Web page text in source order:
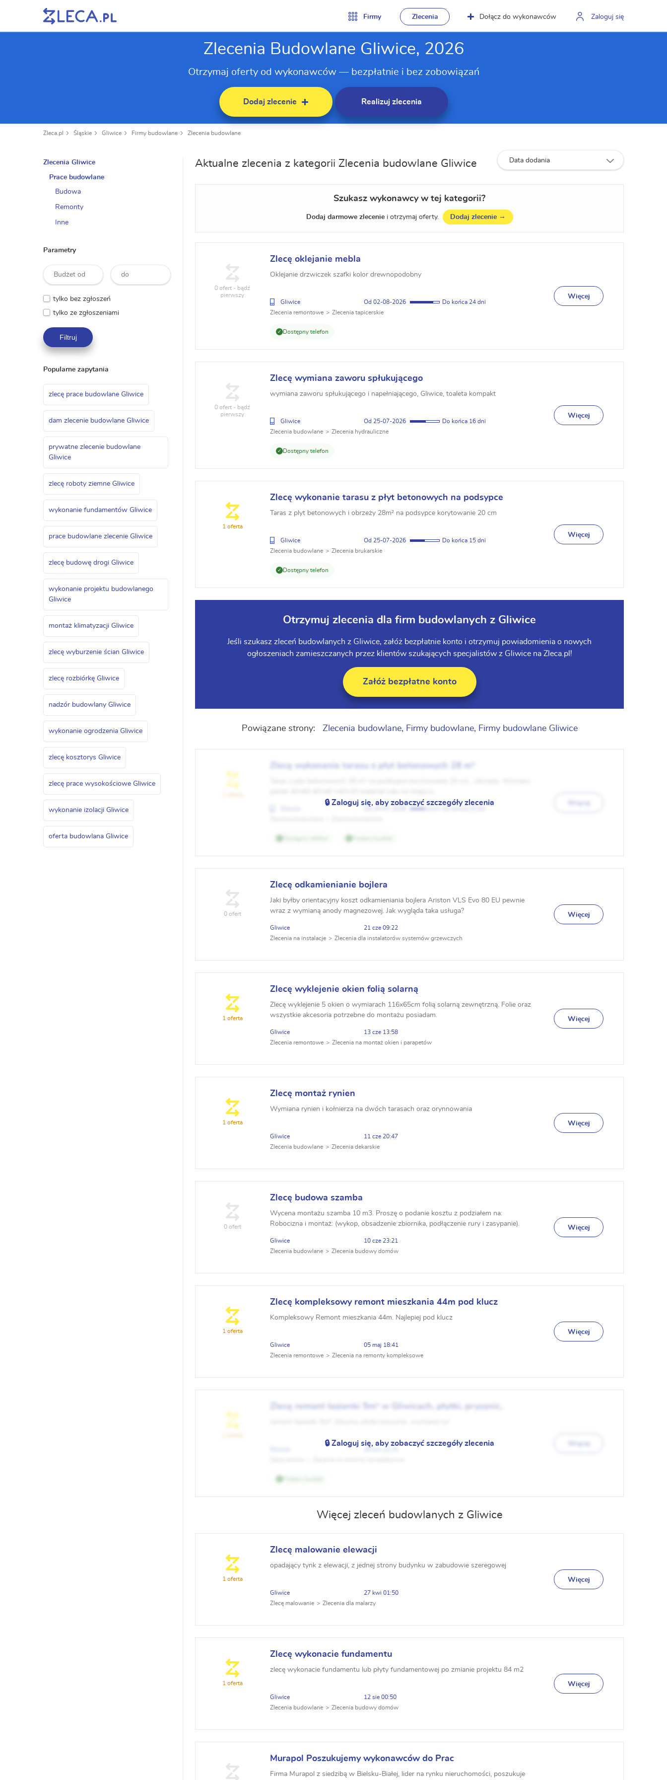
Firmy Zlecenia Dołącz do wykonawców Zaloguj się
Zlecenia Budowlane Gliwice, 2026
Otrzymaj oferty od wykonawców — bezpłatnie i bez zobowiązań
Dodaj zlecenie Realizuj zlecenia
Zleca.pl Śląskie Gliwice Firmy budowlane Zlecenia budowlane
Data dodania
Aktualne zlecenia z kategorii Zlecenia budowlane Gliwice
Szukasz wykonawcy w tej kategorii?
Dodaj darmowe zleceniei otrzymaj oferty. Dodaj zlecenie →
Zlecę oklejanie mebla
Oklejanie drzwiczek szafki kolor drewnopodobny
Gliwice 02-08-2026
24
Zlecenia remontowe
Zlecenia tapicerskie
Dostępny telefon
0 ofert - bądź
pierwszy
Więcej
Zlecę wymiana zaworu spłukującego
wymiana zaworu spłukującego i napełniającego, Gliwice, toaleta kompakt
Gliwice 25-07-2026
16
Zlecenia budowlane
Zlecenia hydrauliczne
Dostępny telefon
0 ofert - bądź
pierwszy
Więcej
Zlecę wykonanie tarasu z płyt betonowych na podsypce
Taras z plyt betonowych i obrzeży 28m² na podsypce korytowanie 20 cm
Gliwice 25-07-2026
15
Zlecenia budowlane
Zlecenia brukarskie
Dostępny telefon
1 oferta
Więcej
Otrzymuj zlecenia dla firm budowlanych z Gliwice
Jeśli szukasz zleceń budowlanych z Gliwice, załóż bezpłatnie konto i otrzymuj powiadomienia o nowych
ogłoszeniach zamieszczanych przez klientów szukających specjalistów z Gliwice na Zleca.pl!
Załóż bezpłatne konto
Powiązane strony: Zlecenia budowlane, Firmy budowlane, Firmy budowlane Gliwice
Zlecę wykonanie tarasu z płyt betonowych 28 m²
24-07-2026
🔒 Zaloguj się, aby zobaczyć szczegóły zlecenia
Zlecę odkamienianie bojlera
Jaki byłby orientacyjny koszt odkamieniania bojlera Ariston VLS Evo 80 EU pewnie
wraz z wymianą anody magnezowej. Jak wygląda taka usługa?
Gliwice
21 cze 09:22
Zlecenia na instalacje
Zlecenia dla instalatorów systemów grzewczych
0 ofert Więcej
Zlecę wyklejenie okien folią solarną
Zlecę wyklejenie 5 okien o wymiarach 116x65cm folią solarną zewnętrzną. Folie oraz
wszystkie akcesoria potrzebne do montażu posiadam.
Gliwice
13 cze 13:58
Zlecenia remontowe
Zlecenia na montaż okien i parapetów
1 oferta Więcej
Zlecę montaż rynien
Wymiana rynien i kołnierza na dwóch tarasach oraz orynnowania
Gliwice
11 cze 20:47
Zlecenia budowlane
Zlecenia dekarskie
1 oferta Więcej
Zlecę budowa szamba
Wycena montażu szamba 10 m3. Proszę o podanie kosztu z podziałem na:
Robocizna i montaż: (wykop, obsadzenie zbiornika, podłączenie rury i zasypanie).
Gliwice
10 cze 23:21
Zlecenia budowlane
Zlecenia budowy domów
0 ofert Więcej
Zlecę kompleksowy remont mieszkania 44m pod klucz
Kompleksowy Remont mieszkania 44m. Najlepiej pod klucz
Gliwice
05 maj 18:41
Zlecenia remontowe
Zlecenia na remonty kompleksowe
1 oferta Więcej
Zlecę remont łazienki 5m² w Gliwicach, płytki, prysznic,
28 kwi 22:31
🔒 Zaloguj się, aby zobaczyć szczegóły zlecenia
Więcej zleceń budowlanych z Gliwice
Zlecę malowanie elewacji
opadający tynk z elewacji, z jednej strony budynku w zabudowie szeregowej
Gliwice
27 kwi 01:50
Zlecę malowanie
Zlecenia dla malarzy
1 oferta Więcej
Zlecę wykonacie fundamentu
zlecę wykonacie fundamentu lub płyty fundamentowej po zmianie projektu 84 m2
Gliwice
12 sie 00:50
Zlecenia budowlane
Zlecenia budowy domów
1 oferta Więcej
Murapol Poszukujemy wykonawców do Prac
Wykończeniowych i Usterek Budowlanych
Firma Murapol z siedzibą w Bielsku-Białej, lider na rynku nieruchomości, poszukuje
Zlecenia Gliwice
Prace budowlane
Budowa
Remonty
Inne
Parametry
tylko bez zgłoszeń
tylko ze zgłoszeniami
Filtruj
Popularne zapytania
zlecę prace budowlane Gliwice
dam zlecenie budowlane Gliwice
prywatne zlecenie budowlane
Gliwice
zlecę roboty ziemne Gliwice
wykonanie fundamentów Gliwice
prace budowlane zlecenie Gliwice
zlecę budowę drogi Gliwice
wykonanie projektu budowlanego
Gliwice
montaż klimatyzacji Gliwice
zlecę wyburzenie ścian Gliwice
zlecę rozbiórkę Gliwice
nadzór budowlany Gliwice
wykonanie ogrodzenia Gliwice
zlecę kosztorys Gliwice
zlecę prace wysokościowe Gliwice
wykonanie izolacji Gliwice
oferta budowlana Gliwice